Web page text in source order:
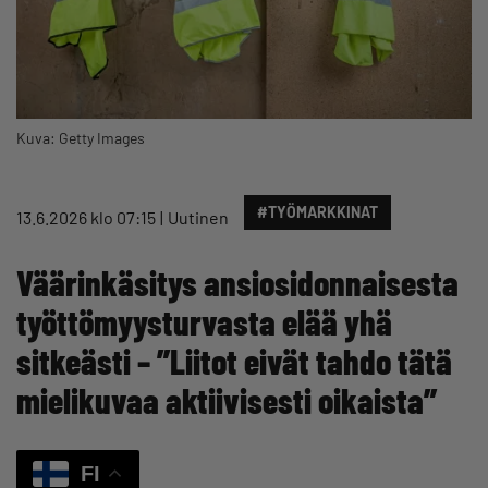
Kuva: Getty Images
13.6.2026 klo 07:15 Uutinen #TYÖMARKKINAT
Väärinkäsitys ansiosidonnaisesta
työttömyysturvasta elää yhä
sitkeästi – ”Liitot eivät tahdo tätä
mielikuvaa aktiivisesti oikaista”
FI